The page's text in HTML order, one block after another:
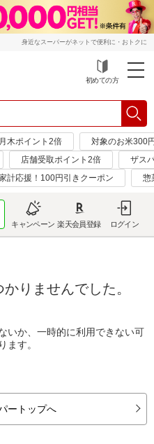
身近なスーパーがネットで便利に・おトクに
初めての方
月木ポイント2倍
対象のお米300
店舗受取ポイント2倍
ザス
計応援！100円引きクーポン 惣
キャンペーン 楽天会員登録 ログイン
りませんでした。
いか、一時的に利用できない可
ます。
ートップへ